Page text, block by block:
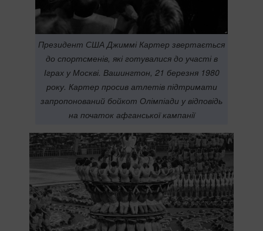
Президент США Джиммі Картер звертається
до спортсменів, які готувалися до участі в
Іграх у Москві. Вашингтон, 21 березня 1980
року. Картер просив атлетів підтримати
запропонований бойкот Олімпіади у відповідь
на початок афганської кампанії